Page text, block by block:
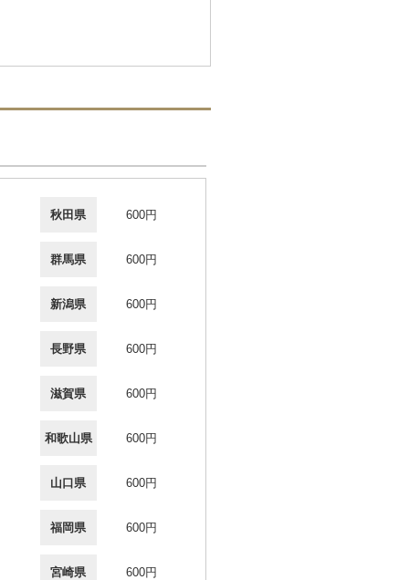
秋田県 600円
群馬県 600円
新潟県 600円
長野県 600円
滋賀県 600円
和歌山県 600円
山口県 600円
福岡県 600円
宮崎県 600円